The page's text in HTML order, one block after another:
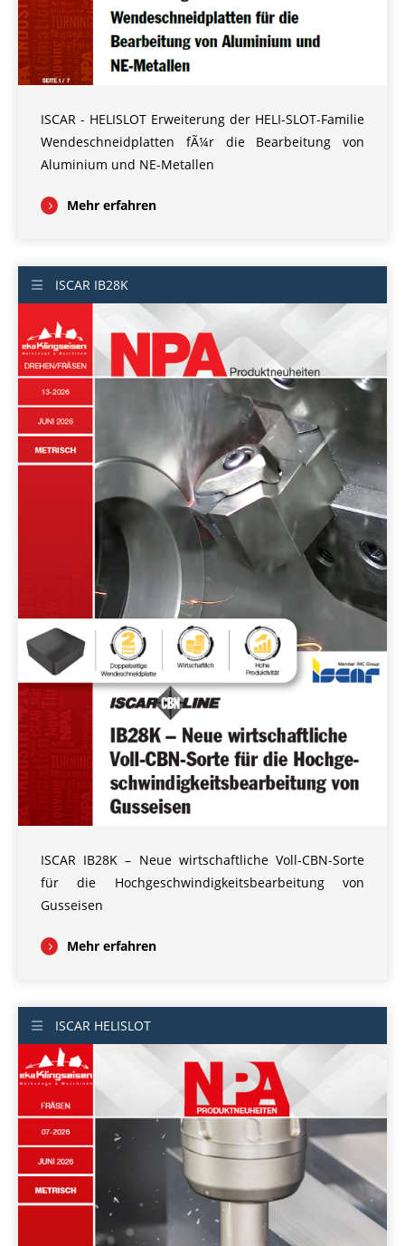
ISCAR - HELISLOT Erweiterung der HELI-SLOT-Familie
Wendeschneidplatten fÃ¼r die Bearbeitung von
Aluminium und NE-Metallen
Mehr erfahren
ISCAR IB28K
ISCAR IB28K – Neue wirtschaftliche Voll-CBN-Sorte
für die Hochgeschwindigkeitsbearbeitung von
Gusseisen
Mehr erfahren
ISCAR HELISLOT